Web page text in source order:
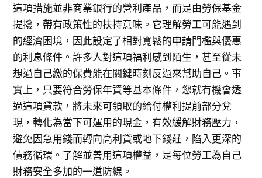
這項措施並非商業銀行的營利產品，而是由勞保基金
提撥，帶有政策性的扶持意味。它理解勞工可能遇到
的經濟困境，因此設定了相對寬鬆的申請門檻與優惠
的利息條件。許多人對這項福利感到陌生，甚至從未
想過自己繳的保費能在關鍵時刻反過來幫助自己。事
實上，只要符合勞保年資等基本條件，您就有機會透
過這項貸款，將未來可領取的給付權利提前部分兌
現，轉化為當下可運用的現金，有效緩解財務壓力，
避免因急用錢而轉向高利貸或地下錢莊，陷入更深的
債務循環。了解並善用這項權益，是每位勞工為自己
財務安全多加的一道防線。